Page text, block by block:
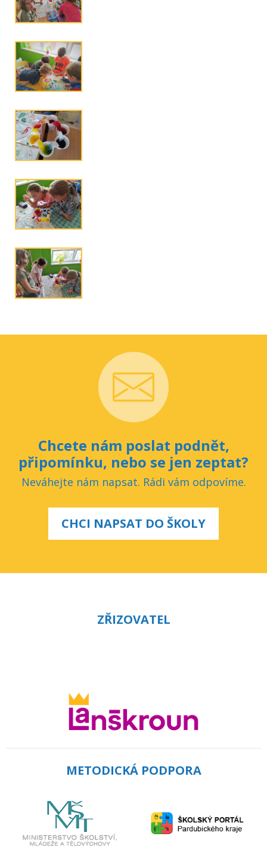
Chcete nám poslat podnět,
připomínku, nebo se jen zeptat?
Neváhejte nám napsat. Rádi vám odpovíme.
CHCI NAPSAT DO ŠKOLY
ZŘIZOVATEL
METODICKÁ PODPORA